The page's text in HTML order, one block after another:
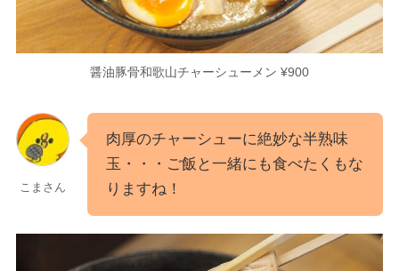
醤油豚骨和歌山チャーシューメン ¥900
こまさん
肉厚のチャーシューに絶妙な半熟味
玉・・・ご飯と一緒にも食べたくもな
りますね！